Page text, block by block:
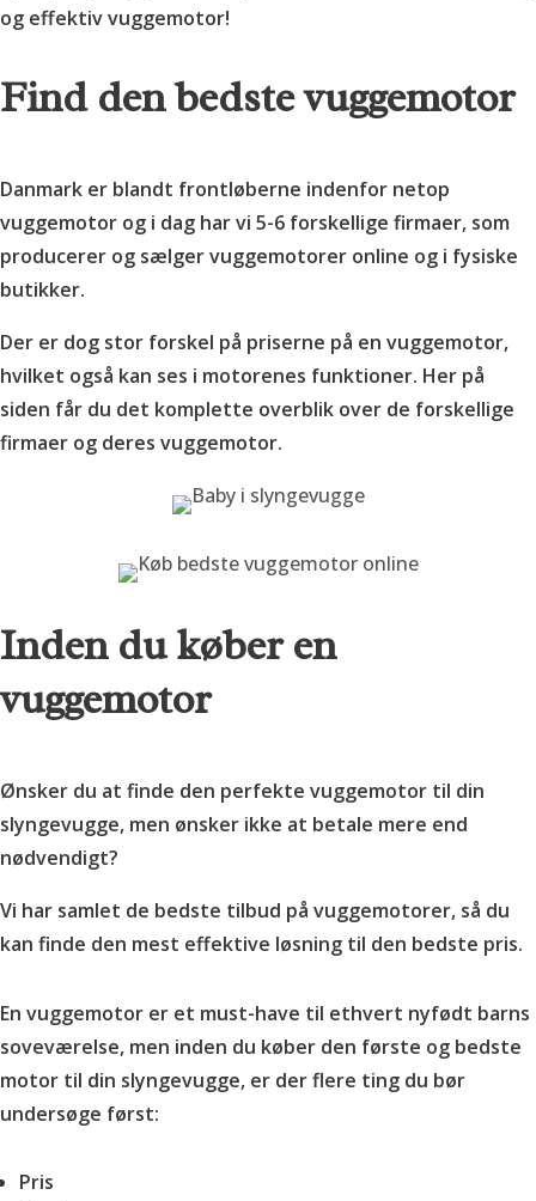
og effektiv vuggemotor!
Find den bedste vuggemotor
Danmark er blandt frontløberne indenfor netop
vuggemotor og i dag har vi 5-6 forskellige firmaer, som
producerer og sælger vuggemotorer online og i fysiske
butikker.
Der er dog stor forskel på priserne på en vuggemotor,
hvilket også kan ses i motorenes funktioner. Her på
siden får du det komplette overblik over de forskellige
firmaer og deres vuggemotor.
Inden du køber en
vuggemotor
Ønsker du at finde den perfekte vuggemotor til din
slyngevugge, men ønsker ikke at betale mere end
nødvendigt?
Vi har samlet de bedste tilbud på vuggemotorer, så du
kan finde den mest effektive løsning til den bedste pris.
En vuggemotor er et must-have til ethvert nyfødt barns
soveværelse, men inden du køber den første og bedste
motor til din slyngevugge, er der flere ting du bør
undersøge først:
Pris